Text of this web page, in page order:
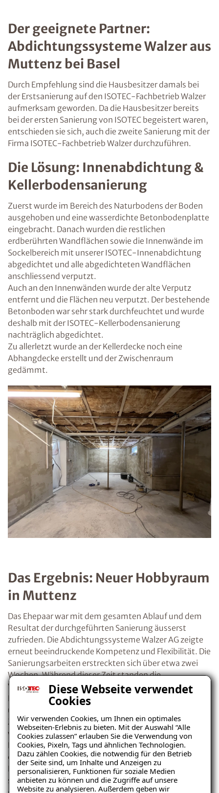
Diese Webseite verwendet
Cookies
Wir verwenden Cookies, um Ihnen ein optimales
Webseiten-Erlebnis zu bieten. Mit der Auswahl “Alle
Cookies zulassen” erlauben Sie die Verwendung von
Cookies, Pixeln, Tags und ähnlichen Technologien.
Dazu zählen Cookies, die notwendig für den Betrieb
der Seite sind, um Inhalte und Anzeigen zu
personalisieren, Funktionen für soziale Medien
anbieten zu können und die Zugriffe auf unsere
Website zu analysieren. Außerdem geben wir
Der geeignete Partner:
Abdichtungssysteme Walzer aus
Muttenz bei Basel
Durch Empfehlung sind die Hausbesitzer damals bei
der Erstsanierung auf den ISOTEC-Fachbetrieb Walzer
aufmerksam geworden. Da die Hausbesitzer bereits
bei der ersten Sanierung von ISOTEC begeistert waren,
entschieden sie sich, auch die zweite Sanierung mit der
Firma ISOTEC-Fachbetrieb Walzer durchzuführen.
Die Lösung: Innenabdichtung &
Kellerbodensanierung
Zuerst wurde im Bereich des Naturbodens der Boden
ausgehoben und eine wasserdichte Betonbodenplatte
eingebracht. Danach wurden die restlichen
erdberührten Wandflächen sowie die Innenwände im
Sockelbereich mit unserer ISOTEC-Innenabdichtung
abgedichtet und alle abgedichteten Wandflächen
anschliessend verputzt.
Auch an den Innenwänden wurde der alte Verputz
entfernt und die Flächen neu verputzt. Der bestehende
Betonboden war sehr stark durchfeuchtet und wurde
deshalb mit der ISOTEC-Kellerbodensanierung
nachträglich abgedichtet.
Zu allerletzt wurde an der Kellerdecke noch eine
Abhangdecke erstellt und der Zwischenraum
gedämmt.
Das Ergebnis: Neuer Hobbyraum
in Muttenz
Das Ehepaar war mit dem gesamten Ablauf und dem
Resultat der durchgeführten Sanierung äusserst
zufrieden. Die Abdichtungssysteme Walzer AG zeigte
erneut beeindruckende Kompetenz und Flexibilität. Die
Sanierungsarbeiten erstreckten sich über etwa zwei
Wochen. Während dieser Zeit standen die
Verantwortlichen und Mitarbeiterinnen des ISOTEC-
Fachbetriebs in engem Kontakt mit den Hausbesitzern
und überzeugten durch ihr Vertrauen und ihre
Zuverlässigkeit. Die Sauberkeit der Baustelle war ein
weiteres überzeugendes Argument für das Ehepaar.
Fachlich gesehen konnte der Fachbetrieb Walzer
ebenfalls mit den Ergebnissen der Sanierung glänzen.
Dank der Arbeit von ISOTEC Walzer kann der nun
sanierte Keller zukünftig bedenkenlos als Hobbyraum